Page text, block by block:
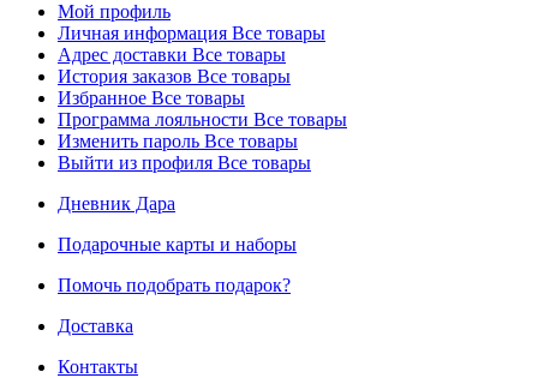
Мой профиль
Личная информация Все товары
Адрес доставки Все товары
История заказов Все товары
Избранное Все товары
Программа лояльности Все товары
Изменить пароль Все товары
Выйти из профиля Все товары
Дневник Дара
Подарочные карты и наборы
Помочь подобрать подарок?
Доставка
Контакты